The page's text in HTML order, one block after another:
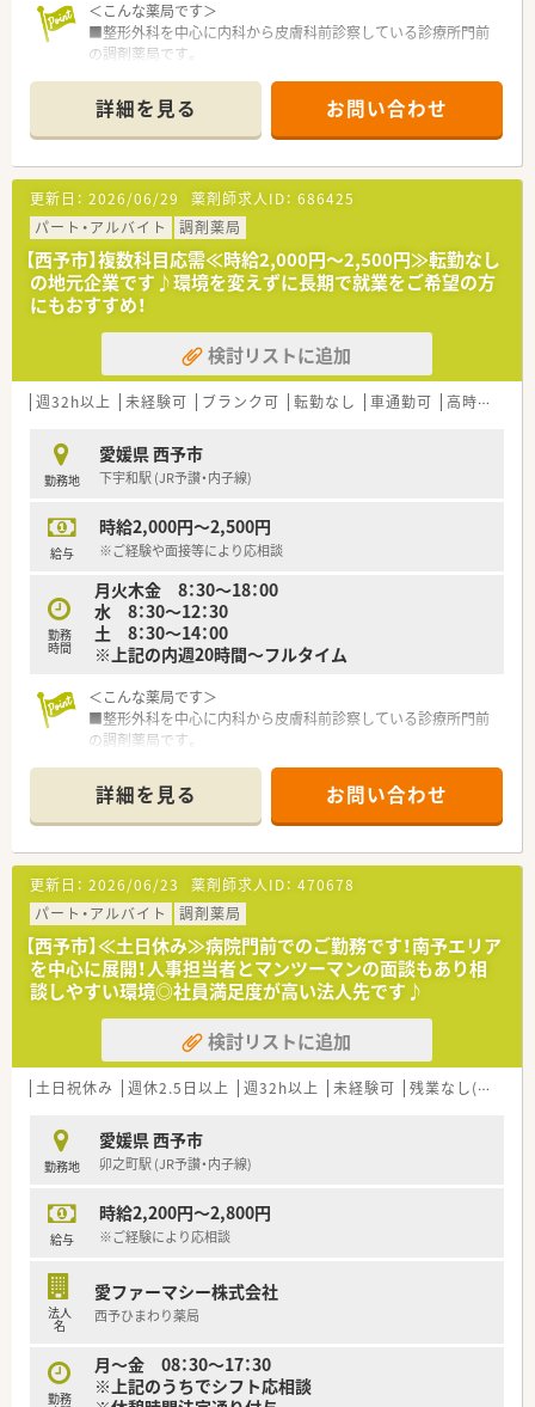
＜こんな薬局です＞
■整形外科を中心に内科から皮膚科前診察している診療所門前
の調剤薬局です。
■近隣にドミナント展開しているのでいざと言う時の応援体制
もしっかりあります。
＜業務内容＞
■外来処方箋のご対応を主にお願いいたします。
■在宅患者様のご対応も状況にあわせて対応されています。
ご経験やご入職後の状況に応じてご対応頂く場合がございま
す。
＜研修制度＞
■ご入職後は実務を通じて一連の業務を習得頂きます。
■愛媛県内にて店舗展開中の企業です。
転居を伴う店舗異動はございませんので地元で長く働きたい
■社長も薬剤師として現場に出ておられます。
現場目線で何でもご相談頂ける環境で安心してお仕事可能で
す。
＜こんな方にもオススメ＞
■異動等なく長く働きたいとお考えの方
等々…少しでも気になった方はお気軽にお問い合わせ下さい。
詳細を見る お問い合わせ
更新日： 2026/06/29 薬剤師求人ID： 686425
パート・アルバイト
調剤薬局
【西予市】複数科目応需≪時給2,000円～2,500円≫転勤なし
の地元企業です♪環境を変えずに長期で就業をご希望の方
にもおすすめ！
検討リストに追加
週32h以上 未経験可 ブランク可 転勤なし 車通勤可 高時給(2,500円以上)
勤務地
愛媛県 西予市
下宇和駅 (JR予讃・内子線)
給与
時給2,000円～2,500円
※ご経験や面接等により応相談
勤務
時間
月火木金 8：30～18：00
水 8：30～12：30
土 8：30～14：00
※上記の内週20時間～フルタイム
＜こんな薬局です＞
■整形外科を中心に内科から皮膚科前診察している診療所門前
の調剤薬局です。
■近隣にドミナント展開しているのでいざと言う時の応援体制
もしっかりあります。
＜業務内容＞
■外来処方箋のご対応を主にお願いいたします。
■在宅患者様のご対応も状況にあわせて対応されています。
ご経験やご入職後の状況に応じてご対応頂く場合がございま
す。
＜研修制度＞
■ご入職後は実務を通じて一連の業務を習得頂きます。
■愛媛県内にて店舗展開中の企業です。
転居を伴う店舗異動はございませんので地元で長く働きたい
■社長も薬剤師として現場に出ておられます。
現場目線で何でもご相談頂ける環境で安心してお仕事可能で
す。
＜こんな方にもオススメ＞
■異動等なく長く働きたいとお考えの方
詳細を見る お問い合わせ
更新日： 2026/06/23 薬剤師求人ID： 470678
パート・アルバイト
調剤薬局
【西予市】≪土日休み≫病院門前でのご勤務です！南予エリア
を中心に展開！人事担当者とマンツーマンの面談もあり相
談しやすい環境◎社員満足度が高い法人先です♪
検討リストに追加
土日祝休み 週休2.5日以上 週32h以上 未経験可 残業なし(ほぼなし含む)
勤務地
愛媛県 西予市
卯之町駅 (JR予讃・内子線)
給与
時給2,200円～2,800円
※ご経験により応相談
法人
名
愛ファーマシー株式会社
西予ひまわり薬局
勤務
月～金 08：30～17：30
※上記のうちでシフト応相談